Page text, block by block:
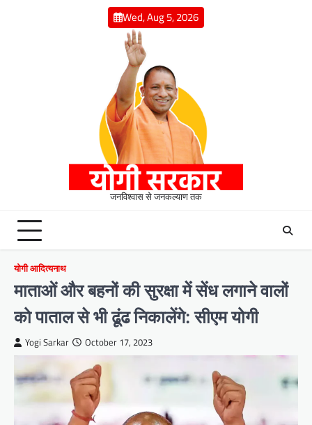
Wed, Aug 5, 2026
जनविश्वास से जनकल्याण तक
योगी आदित्यनाथ
माताओं और बहनों की सुरक्षा में सेंध लगाने वालों
को पाताल से भी ढूंढ निकालेंगे: सीएम योगी
Yogi Sarkar October 17, 2023